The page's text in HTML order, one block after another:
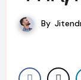
By